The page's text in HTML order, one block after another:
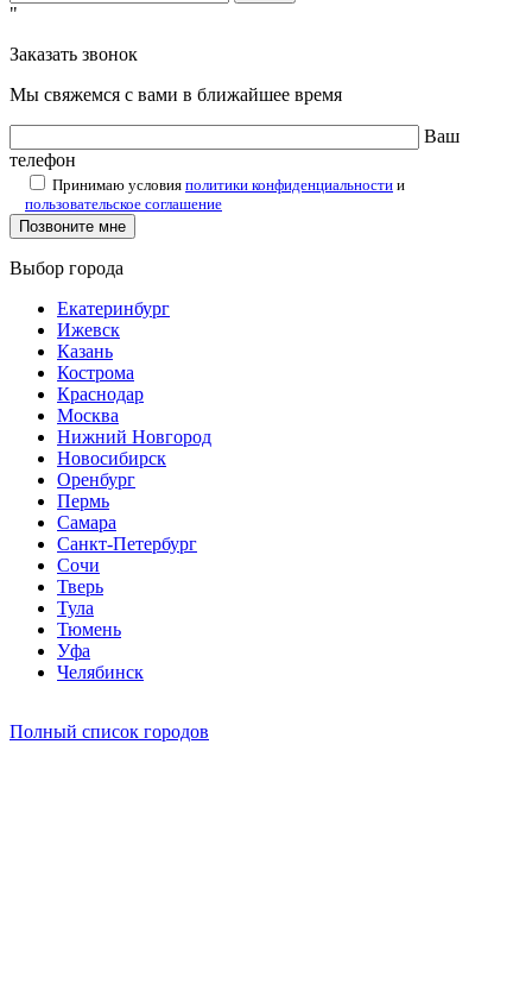
"
Заказать звонок
Мы свяжемся с вами в ближайшее время
Ваш
телефон
Принимаю условия политики конфиденциальности и
пользовательское соглашение
Выбор города
Екатеринбург
Ижевск
Казань
Кострома
Краснодар
Москва
Нижний Новгород
Новосибирск
Оренбург
Пермь
Самара
Санкт-Петербург
Сочи
Тверь
Тула
Тюмень
Уфа
Челябинск
Полный список городов